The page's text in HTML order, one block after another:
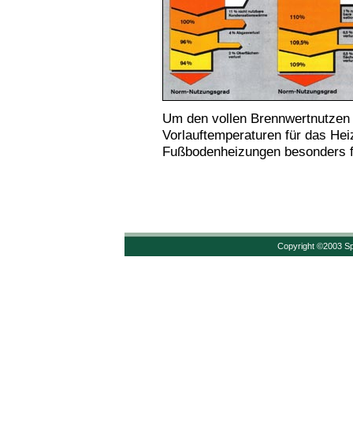
Um den vollen
Vorlauftemperaturen für das
Fußbodenheizungen
Copyright ©2003